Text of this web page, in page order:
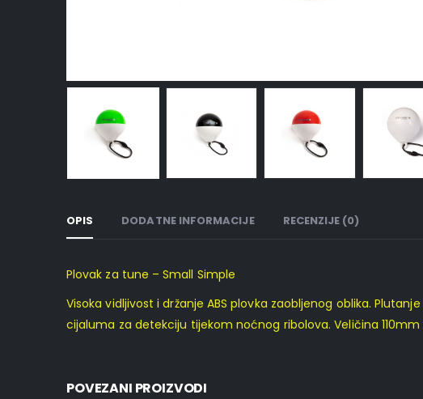
OPIS DODATNE INFORMACIJE RECENZIJE (0)
Plovak za tune – Small Simple
Visoka vidljivost i držanje ABS plovka zaobljenog oblika.
cijaluma za detekciju tijekom noćnog ribolova. Veličina
POVEZANI PROIZVODI